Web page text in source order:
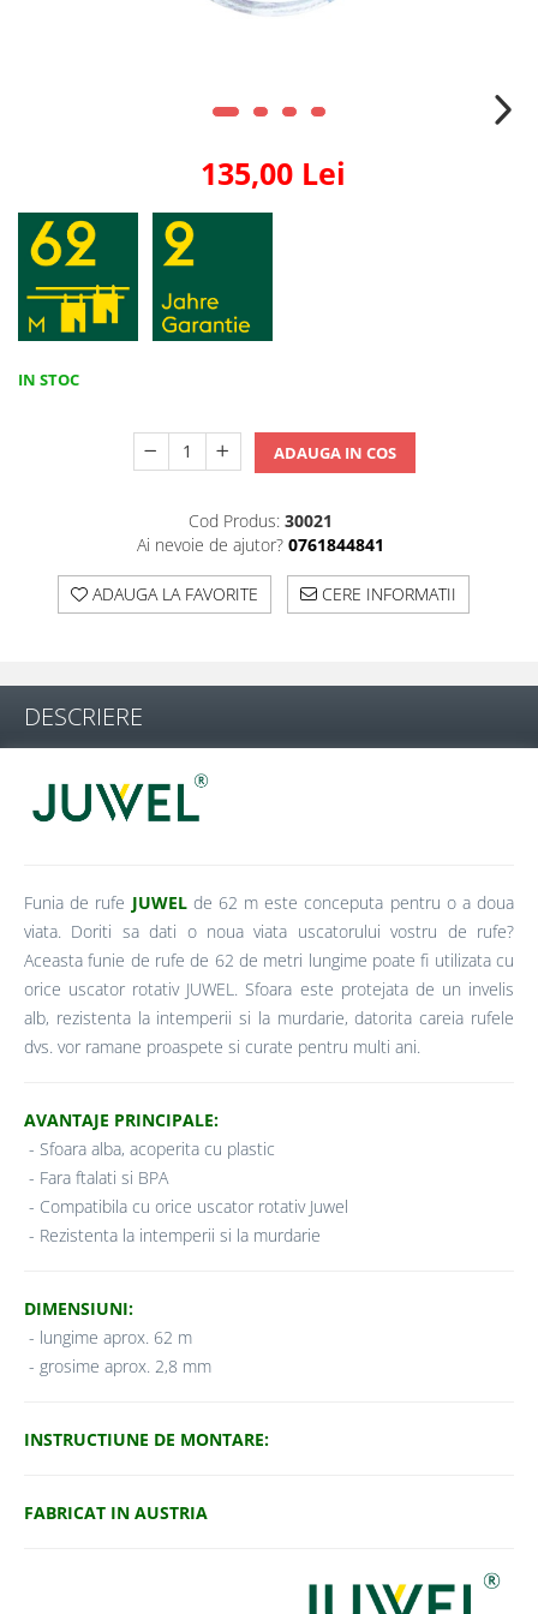
135,00 Lei
IN STOC
ADAUGA IN COS
Cod Produs: 30021
Ai nevoie de ajutor? 0761844841
ADAUGA LA FAVORITE CERE INFORMATII
DESCRIERE
Funia de rufe JUWEL de 62 m este conceputa pentru o a doua
viata. Doriti sa dati o noua viata uscatorului vostru de rufe?
Aceasta funie de rufe de 62 de metri lungime poate fi utilizata cu
orice uscator rotativ JUWEL. Sfoara este protejata de un invelis
alb, rezistenta la intemperii si la murdarie, datorita careia rufele
dvs. vor ramane proaspete si curate pentru multi ani.
AVANTAJE PRINCIPALE:
- Sfoara alba, acoperita cu plastic
- Fara ftalati si BPA
- Compatibila cu orice uscator rotativ Juwel
- Rezistenta la intemperii si la murdarie
DIMENSIUNI:
- lungime aprox. 62 m
- grosime aprox. 2,8 mm
INSTRUCTIUNE DE MONTARE:
FABRICAT IN AUSTRIA